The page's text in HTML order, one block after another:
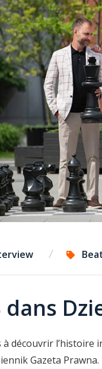
dans
découvrir l’histoire
Gazeta